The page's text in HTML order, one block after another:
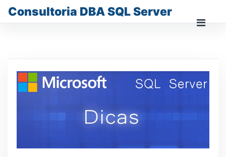
content
Consultoria DBA SQL Server